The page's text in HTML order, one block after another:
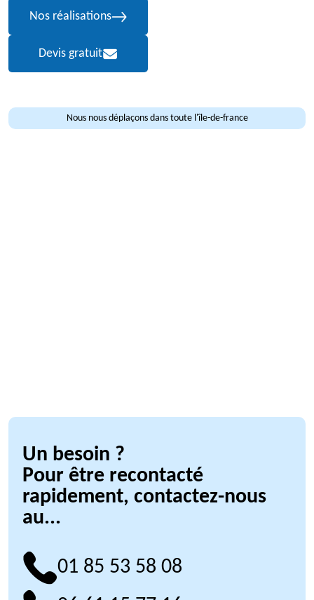
Nos réalisations
Devis gratuit
Nous nous déplaçons dans toute l'île-de-france
Un besoin ?
Pour être recontacté
rapidement, contactez-nous
au...
01 85 53 58 08